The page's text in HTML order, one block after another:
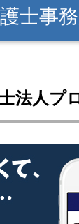
士事
法人プ